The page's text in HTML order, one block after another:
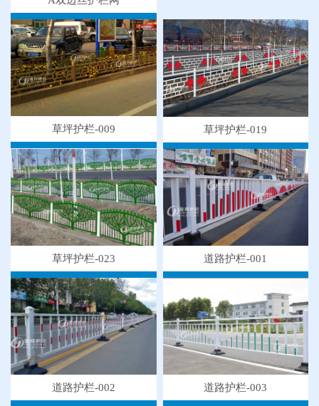
草坪护栏-009 草坪护栏-019
草坪护栏-023 道路护栏-001
道路护栏-002 道路护栏-003